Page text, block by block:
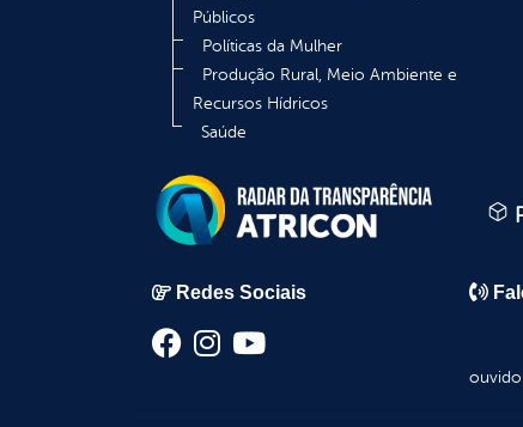
Públicos
Políticas da Mulher
Produção Rural, Meio Ambiente e
Recursos Hídricos
Saúde
Redes Sociais